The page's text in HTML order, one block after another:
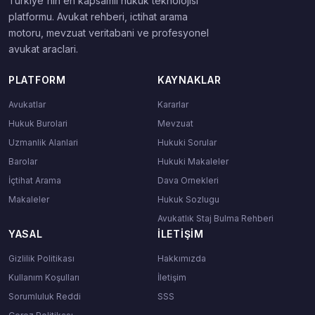
platformu. Avukat rehberi, ictihat arama
motoru, mevzuat veritabani ve profesyonel
avukat araclari.
PLATFORM
Avukatlar
Hukuk Burolari
Uzmanlik Alanlari
Barolar
İçtihat Arama
Makaleler
KAYNAKLAR
Kararlar
Mevzuat
Hukuki Sorular
Hukuki Makaleler
Dava Ornekleri
Hukuk Sozlugu
Avukatlık Staj Bulma Rehberi
YASAL
Gizlilik Politikası
Kullanım Koşulları
Sorumluluk Reddi
İLETIŞIM
Hakkımızda
İletişim
SSS